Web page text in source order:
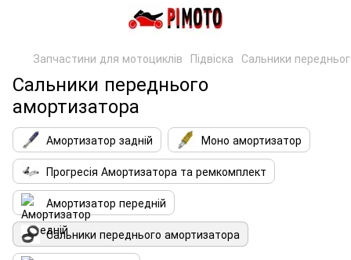
Запчастини для мотоциклів Підвіска Сальники
Сальники переднього
амортизатора
Амортизатор задній
Моно амортизатор
Прогресія Амортизатора та ремкомплект
Амортизатор передній
Сальники переднього амортизатора